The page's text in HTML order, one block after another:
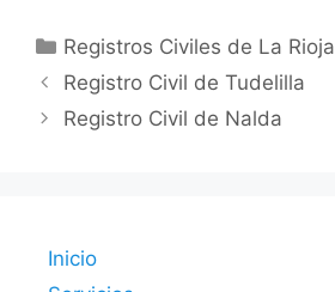
Categorías
Registros Civiles de La Rioja
Registro Civil de Tudelilla
Registro Civil de Nalda
Inicio